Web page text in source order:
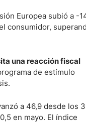
Europea subió a -
consumidor,
una reacción fiscal
de estímulo
a 46,9 desde los
en mayo. El índice